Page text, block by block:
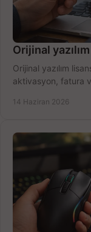
Orijinal
Orijinal yazılım
aktivasyon, fatura
14 Haziran 2026